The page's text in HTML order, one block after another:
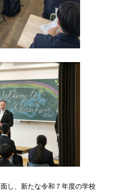
し、新たな令和７年度の学校